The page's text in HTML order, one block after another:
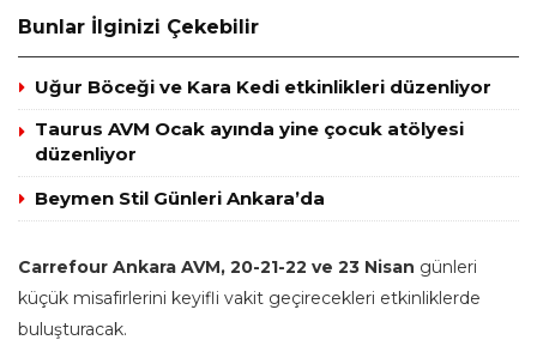
Bunlar İlginizi Çekebilir
Uğur Böceği ve Kara Kedi etkinlikleri düzenliyor
Taurus AVM Ocak ayında yine çocuk atölyesi
düzenliyor
Beymen Stil Günleri Ankara’da
Carrefour Ankara AVM, 20-21-22 ve 23 Nisan günleri
küçük misafirlerini keyifli vakit geçirecekleri etkinliklerde
buluşturacak.